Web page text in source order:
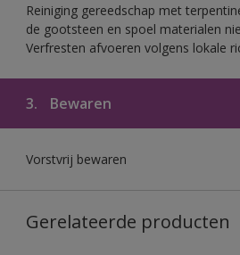
Reiniging gereedschap met
de gootsteen en spoel materialen
Verfresten afvoeren volgens lokale
3. Bewaren
Vorstvrij bewaren
Gerelateerde producten